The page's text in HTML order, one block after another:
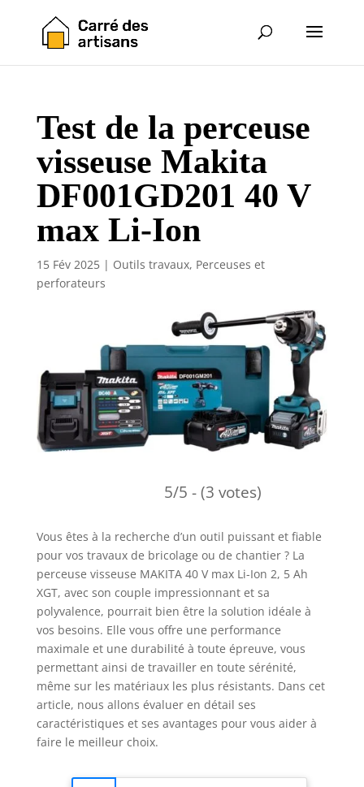
Test de la perceuse
visseuse Makita
DF001GD201 40 V
max Li-Ion
15 Fév 2025| Outils travaux, Perceuses et
perforateurs
5/5 - (3 votes)
Vous êtes à la recherche d’un outil puissant et fiable
pour vos travaux de bricolage ou de chantier ? La
perceuse visseuse MAKITA 40 V max Li-Ion 2, 5 Ah
XGT, avec son couple impressionnant et sa
polyvalence, pourrait bien être la solution idéale à
vos besoins. Elle vous offre une performance
maximale et une durabilité à toute épreuve, vous
permettant ainsi de travailler en toute sérénité,
même sur les matériaux les plus résistants. Dans cet
article, nous allons évaluer en détail ses
caractéristiques et ses avantages pour vous aider à
faire le meilleur choix.